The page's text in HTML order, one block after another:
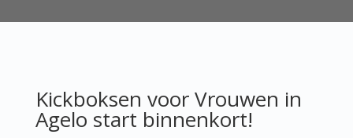
Kickboksen voor Vrouwen in
Agelo start binnenkort!